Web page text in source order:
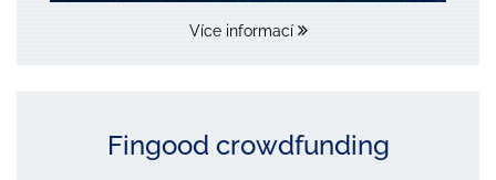
Více informací
Fingood crowdfunding